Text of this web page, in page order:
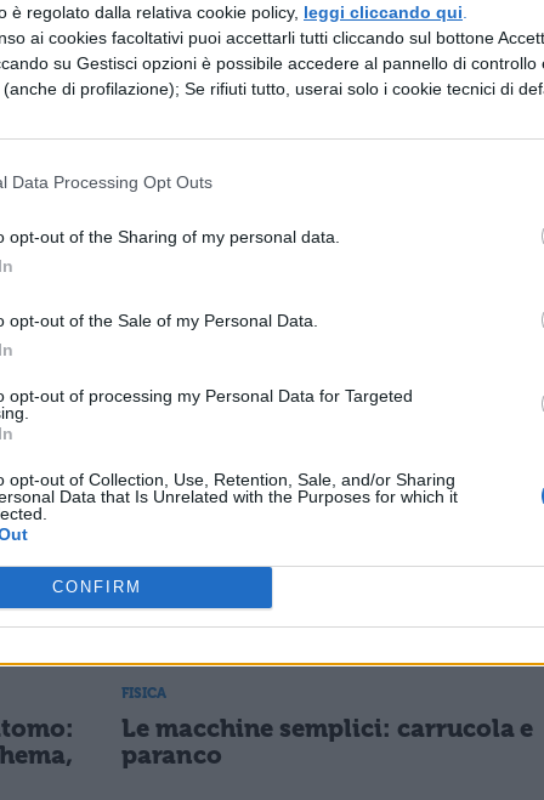
è regolato dalla relativa cookie policy, leggi cliccando qui
ai cookies facoltativi puoi accettarli tutti cliccando sul bottone
su Gestisci opzioni è possibile accedere al pannello di controllo
di profilazione); Se rifiuti tutto, userai solo i cookie tecnici di
Data Processing Opt Outs
opt-out of the Sharing of my personal data.
opt-out of the Sale of my Personal Data.
opt-out of processing my Personal Data for Targeted
opt-out of Collection, Use, Retention, Sale, and/or Sharing
Data that Is Unrelated with the Purposes for which it
CONFIRM
(frac{Q’_2}{C_2}=10V):}$
la carica finale è uguale a quella iniziale (del
del collegamento).
fatto che la differenza di potenziale è uguale al
è uguale per entrambi i condensatori, in
$Q’_2=Q_1-Q’_1=3,4nC-1nC=2.4nC$
dalla terza si ha
FISICA
Le macchine semplici: carrucola e
paranco